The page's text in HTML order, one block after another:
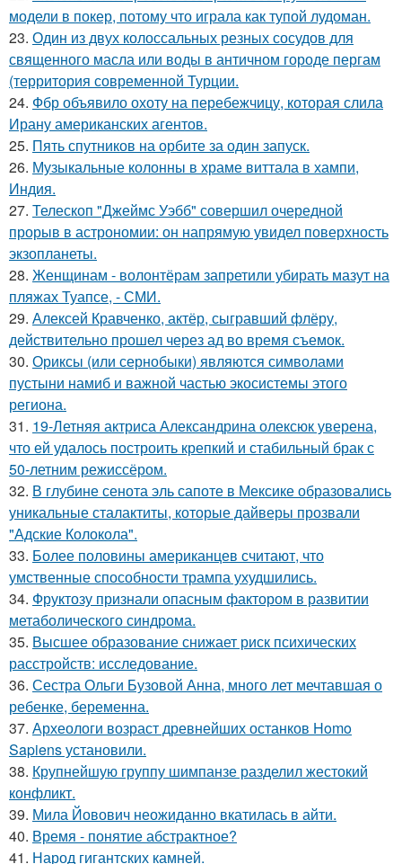
модели в покер, потому что играла как тупой лудоман.
23. Один из двух колоссальных резных сосудов для
священного масла или воды в античном городе пергам
(территория современной Турции.
24. Фбр объявило охоту на перебежчицу, которая слила
Ирану американских агентов.
25. Пять спутников на орбите за один запуск.
26. Музыкальные колонны в храме виттала в хампи,
Индия.
27. Телескоп "Джеймс Уэбб" совершил очередной
прорыв в астрономии: он напрямую увидел поверхность
экзопланеты.
28. Женщинам - волонтёрам запретили убирать мазут на
пляжах Туапсе, - СМИ.
29. Алексей Кравченко, актёр, сыгравший флёру,
действительно прошел через ад во время съемок.
30. Ориксы (или сернобыки) являются символами
пустыни намиб и важной частью экосистемы этого
региона.
31. 19-Летняя актриса Александрина олексюк уверена,
что ей удалось построить крепкий и стабильный брак с
50-летним режиссёром.
32. В глубине сенота эль сапоте в Мексике образовались
уникальные сталактиты, которые дайверы прозвали
"Адские Колокола".
33. Более половины американцев считают, что
умственные способности трампа ухудшились.
34. Фруктозу признали опасным фактором в развитии
метаболического синдрома.
35. Высшее образование снижает риск психических
расстройств: исследование.
36. Сестра Ольги Бузовой Анна, много лет мечтавшая о
ребенке, беременна.
37. Археологи возраст древнейших останков Homo
Sapiens установили.
38. Крупнейшую группу шимпанзе разделил жестокий
конфликт.
39. Мила Йовович неожиданно вкатилась в айти.
40. Время - понятие абстрактное?
41. Народ гигантских камней.